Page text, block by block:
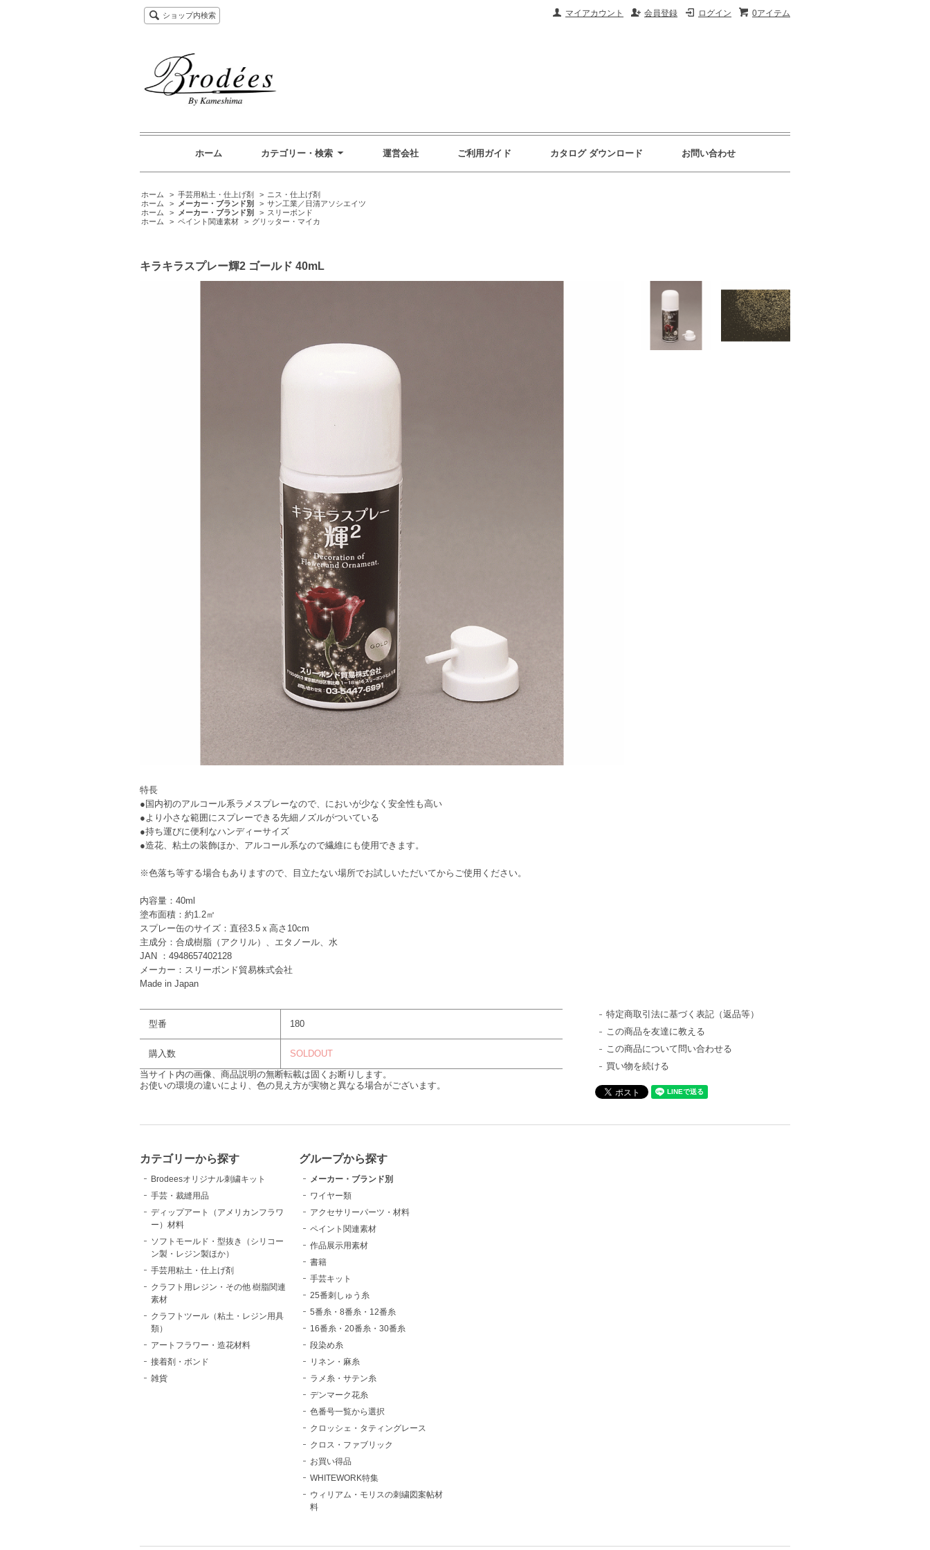
0アイテム
ログイン
会員登録
マイアカウント
ショップ内検索
ホーム カテゴリー・検索 運営会社 ご利用ガイド カタログ ダウンロード お問い合わせ
ホーム > 手芸用粘土・仕上げ剤 > ニス・仕上げ剤
ホーム
> メーカー・ブランド別 > サン工業／日清アソシエイツ
ホーム
> メーカー・ブランド別 > スリーボンド
ホーム
> ペイント関連素材 > グリッター・マイカ
キラキラスプレー輝2 ゴールド 40mL
特長
●国内初のアルコール系ラメスプレーなので、においが少なく安全性も高い
●より小さな範囲にスプレーできる先細ノズルがついている
●持ち運びに便利なハンディーサイズ
●造花、粘土の装飾ほか、アルコール系なので繊維にも使用できます。
※色落ち等する場合もありますので、目立たない場所でお試しいただいてからご使用ください。
内容量：40ml
塗布面積：約1.2㎡
スプレー缶のサイズ：直径3.5ｘ高さ10cm
主成分：合成樹脂（アクリル）、エタノール、水
JAN ：4948657402128
メーカー：スリーボンド貿易株式会社
Made in Japan
型番 180
購入数
SOLDOUT
当サイト内の画像、商品説明の無断転載は固くお断りします。
お使いの環境の違いにより、色の見え方が実物と異なる場合がございます。
特定商取引法に基づく表記（返品等）
この商品を友達に教える
この商品について問い合わせる
買い物を続ける
カテゴリーから探す
Brodeesオリジナル刺繍キット
手芸・裁縫用品
ディップアート（アメリカンフラワ
ー）材料
ソフトモールド・型抜き（シリコー
ン製・レジン製ほか）
手芸用粘土・仕上げ剤
クラフト用レジン・その他 樹脂関連
素材
クラフトツール（粘土・レジン用具
類）
アートフラワー・造花材料
接着剤・ボンド
雑貨
グループから探す
メーカー・ブランド別
ワイヤー類
アクセサリーパーツ・材料
ペイント関連素材
作品展示用素材
書籍
手芸キット
25番刺しゅう糸
5番糸・8番糸・12番糸
16番糸・20番糸・30番糸
段染め糸
リネン・麻糸
ラメ糸・サテン糸
デンマーク花糸
色番号一覧から選択
クロッシェ・タティングレース
クロス・ファブリック
お買い得品
WHITEWORK特集
ウィリアム・モリスの刺繍図案帖材
料